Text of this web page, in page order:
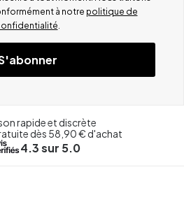
à notre politique de
rapide et discrète
dès 58,90 € d'achat
4.3sur 5.0